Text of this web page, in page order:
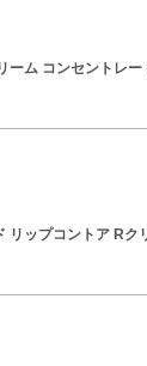
ーム コンセントレー
リップコントア Rク